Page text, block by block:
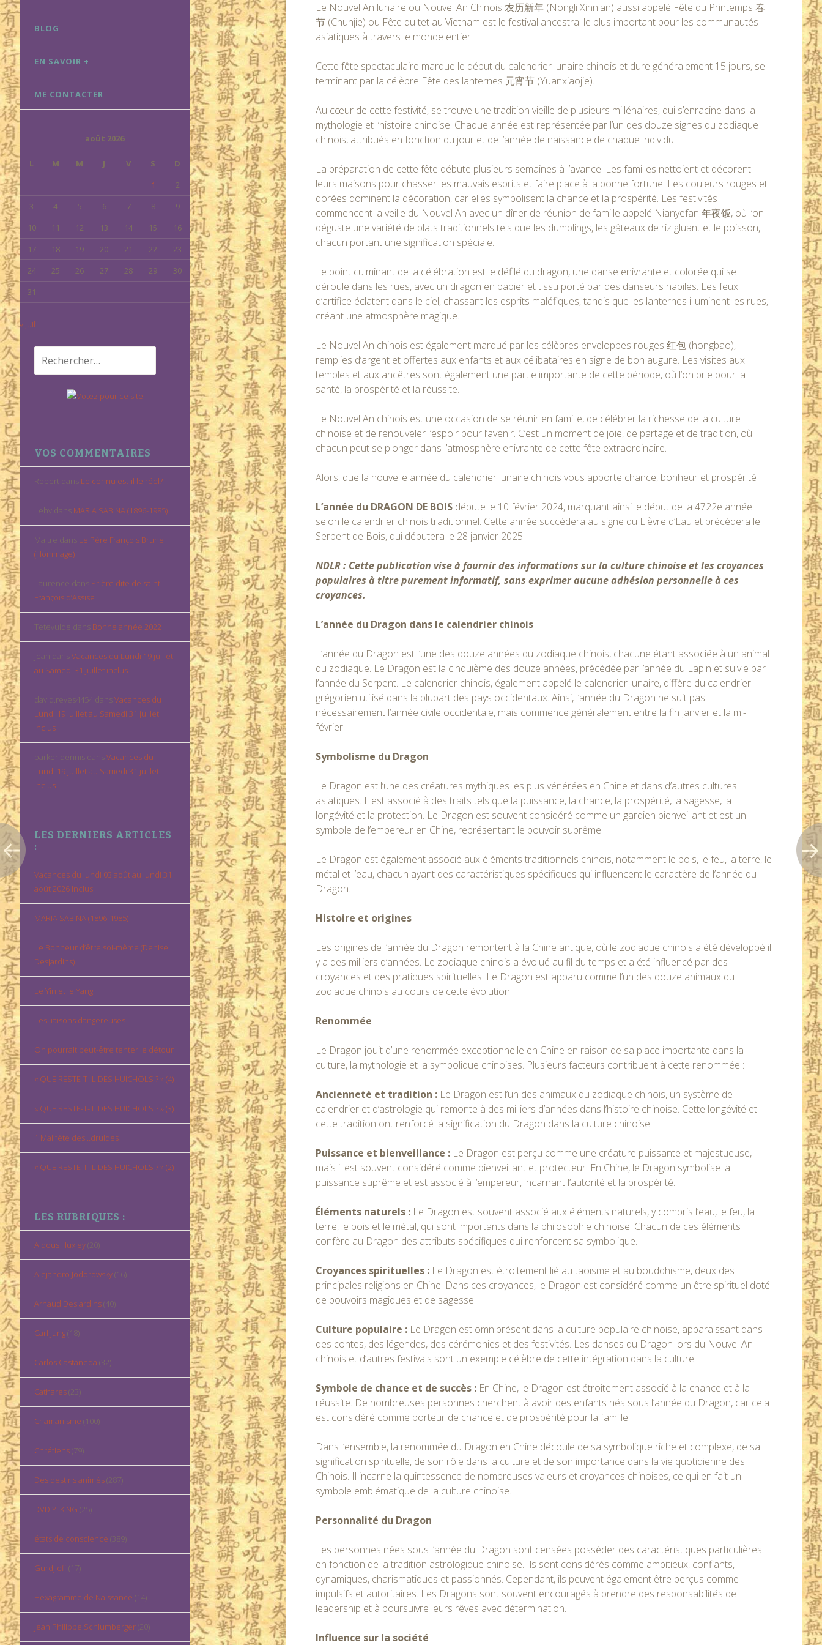
BLOG
EN SAVOIR +
ME CONTACTER
août 2026
L M M J V S
D
1
2
3
4 5 6 7 8
9
10
11 12 13 14 15
16
17
18 19 20 21 22
23
24
25 26 27 28 29
30
31
« Juil
Rechercher :
VOS COMMENTAIRES
Robert dans Le connu est-il le réel?
Lehy dans MARIA SABINA (1896-1985)
Maitre dans Le Père François Brune
(Hommage)
Laurence dans Prière dite de saint
François d’Assise
Tetevuide dans Bonne année 2022
Jean dansVacances du Lundi 19 juillet
au Samedi 31 juillet inclus
david.reyes4454 dansVacances du
Lundi 19 juillet au Samedi 31 juillet
inclus
parker dennis dansVacances du
Lundi 19 juillet au Samedi 31 juillet
inclus
LES DERNIERS ARTICLES
:
Vacances du lundi 03 août au lundi 31
août 2026 inclus
MARIA SABINA (1896-1985)
Le Bonheur d’être soi-même (Denise
Desjardins)
Le Yin et le Yang
Les liaisons dangereuses
On pourrait peut-être tenter le détour
« QUE RESTE-T-IL DES HUICHOLS ? » (4)
« QUE RESTE-T-IL DES HUICHOLS ? » (3)
1 Mai fête des…druides
« QUE RESTE-T-IL DES HUICHOLS ? » (2)
LES RUBRIQUES :
Aldous Huxley(20)
Alejandro Jodorowsky(16)
Arnaud Desjardins(40)
Carl Jung(18)
Carlos Castaneda (32)
Cathares(23)
Chamanisme (100)
Chrétiens(79)
Des destins animés(287)
DVD YI KING (25)
états de conscience (389)
Gurdjieff(17)
Hexagramme de Naissance (14)
Jean Philippe Schlumberger(20)
Le Nouvel An lunaire ou Nouvel An Chinois 农历新年 (Nongli Xinnian) aussi appelé Fête du Printemps 春
节 (Chunjie) ou Fête du tet au Vietnam est le festival ancestral le plus important pour les communautés
asiatiques à travers le monde entier.
Cette fête spectaculaire marque le début du calendrier lunaire chinois et dure généralement 15 jours, se
terminant par la célèbre Fête des lanternes 元宵节 (Yuanxiaojie).
Au cœur de cette festivité, se trouve une tradition vieille de plusieurs millénaires, qui s’enracine dans la
mythologie et l’histoire chinoise. Chaque année est représentée par l’un des douze signes du zodiaque
chinois, attribués en fonction du jour et de l’année de naissance de chaque individu.
La préparation de cette fête débute plusieurs semaines à l’avance. Les familles nettoient et décorent
leurs maisons pour chasser les mauvais esprits et faire place à la bonne fortune. Les couleurs rouges et
dorées dominent la décoration, car elles symbolisent la chance et la prospérité. Les festivités
commencent la veille du Nouvel An avec un dîner de réunion de famille appelé Nianyefan 年夜饭, où l’on
déguste une variété de plats traditionnels tels que les dumplings, les gâteaux de riz gluant et le poisson,
chacun portant une signification spéciale.
Le point culminant de la célébration est le défilé du dragon, une danse enivrante et colorée qui se
déroule dans les rues, avec un dragon en papier et tissu porté par des danseurs habiles. Les feux
d’artifice éclatent dans le ciel, chassant les esprits maléfiques, tandis que les lanternes illuminent les rues,
créant une atmosphère magique.
Le Nouvel An chinois est également marqué par les célèbres enveloppes rouges 红包 (hongbao),
remplies d’argent et offertes aux enfants et aux célibataires en signe de bon augure. Les visites aux
temples et aux ancêtres sont également une partie importante de cette période, où l’on prie pour la
santé, la prospérité et la réussite.
Le Nouvel An chinois est une occasion de se réunir en famille, de célébrer la richesse de la culture
chinoise et de renouveler l’espoir pour l’avenir. C’est un moment de joie, de partage et de tradition, où
chacun peut se plonger dans l’atmosphère enivrante de cette fête extraordinaire.
Alors, que la nouvelle année du calendrier lunaire chinois vous apporte chance, bonheur et prospérité !
L’année du DRAGON DE BOIS débute le 10 février 2024, marquant ainsi le début de la 4722e année
selon le calendrier chinois traditionnel. Cette année succédera au signe du Lièvre d’Eau et précédera le
Serpent de Bois, qui débutera le 28 janvier 2025.
NDLR : Cette publication vise à fournir des informations sur la culture chinoise et les croyances
populaires à titre purement informatif, sans exprimer aucune adhésion personnelle à ces
croyances.
L’année du Dragon dans le calendrier chinois
L’année du Dragon est l’une des douze années du zodiaque chinois, chacune étant associée à un animal
du zodiaque. Le Dragon est la cinquième des douze années, précédée par l’année du Lapin et suivie par
l’année du Serpent. Le calendrier chinois, également appelé le calendrier lunaire, diffère du calendrier
grégorien utilisé dans la plupart des pays occidentaux. Ainsi, l’année du Dragon ne suit pas
nécessairement l’année civile occidentale, mais commence généralement entre la fin janvier et la mi-
février.
Symbolisme du Dragon
Le Dragon est l’une des créatures mythiques les plus vénérées en Chine et dans d’autres cultures
asiatiques. Il est associé à des traits tels que la puissance, la chance, la prospérité, la sagesse, la
longévité et la protection. Le Dragon est souvent considéré comme un gardien bienveillant et est un
symbole de l’empereur en Chine, représentant le pouvoir suprême.
Le Dragon est également associé aux éléments traditionnels chinois, notamment le bois, le feu, la terre, le
métal et l’eau, chacun ayant des caractéristiques spécifiques qui influencent le caractère de l’année du
Dragon.
Histoire et origines
Les origines de l’année du Dragon remontent à la Chine antique, où le zodiaque chinois a été développé il
y a des milliers d’années. Le zodiaque chinois a évolué au fil du temps et a été influencé par des
croyances et des pratiques spirituelles. Le Dragon est apparu comme l’un des douze animaux du
zodiaque chinois au cours de cette évolution.
Renommée
Le Dragon jouit d’une renommée exceptionnelle en Chine en raison de sa place importante dans la
culture, la mythologie et la symbolique chinoises. Plusieurs facteurs contribuent à cette renommée :
Ancienneté et tradition : Le Dragon est l’un des animaux du zodiaque chinois, un système de
calendrier et d’astrologie qui remonte à des milliers d’années dans l’histoire chinoise. Cette longévité et
cette tradition ont renforcé la signification du Dragon dans la culture chinoise.
Puissance et bienveillance : Le Dragon est perçu comme une créature puissante et majestueuse,
mais il est souvent considéré comme bienveillant et protecteur. En Chine, le Dragon symbolise la
puissance suprême et est associé à l’empereur, incarnant l’autorité et la prospérité.
Éléments naturels : Le Dragon est souvent associé aux éléments naturels, y compris l’eau, le feu, la
terre, le bois et le métal, qui sont importants dans la philosophie chinoise. Chacun de ces éléments
confère au Dragon des attributs spécifiques qui renforcent sa symbolique.
Croyances spirituelles : Le Dragon est étroitement lié au taoïsme et au bouddhisme, deux des
principales religions en Chine. Dans ces croyances, le Dragon est considéré comme un être spirituel doté
de pouvoirs magiques et de sagesse.
Culture populaire : Le Dragon est omniprésent dans la culture populaire chinoise, apparaissant dans
des contes, des légendes, des cérémonies et des festivités. Les danses du Dragon lors du Nouvel An
chinois et d’autres festivals sont un exemple célèbre de cette intégration dans la culture.
Symbole de chance et de succès : En Chine, le Dragon est étroitement associé à la chance et à la
réussite. De nombreuses personnes cherchent à avoir des enfants nés sous l’année du Dragon, car cela
est considéré comme porteur de chance et de prospérité pour la famille.
Dans l’ensemble, la renommée du Dragon en Chine découle de sa symbolique riche et complexe, de sa
signification spirituelle, de son rôle dans la culture et de son importance dans la vie quotidienne des
Chinois. Il incarne la quintessence de nombreuses valeurs et croyances chinoises, ce qui en fait un
symbole emblématique de la culture chinoise.
Personnalité du Dragon
Les personnes nées sous l’année du Dragon sont censées posséder des caractéristiques particulières
en fonction de la tradition astrologique chinoise. Ils sont considérés comme ambitieux, confiants,
dynamiques, charismatiques et passionnés. Cependant, ils peuvent également être perçus comme
impulsifs et autoritaires. Les Dragons sont souvent encouragés à prendre des responsabilités de
leadership et à poursuivre leurs rêves avec détermination.
Influence sur la société